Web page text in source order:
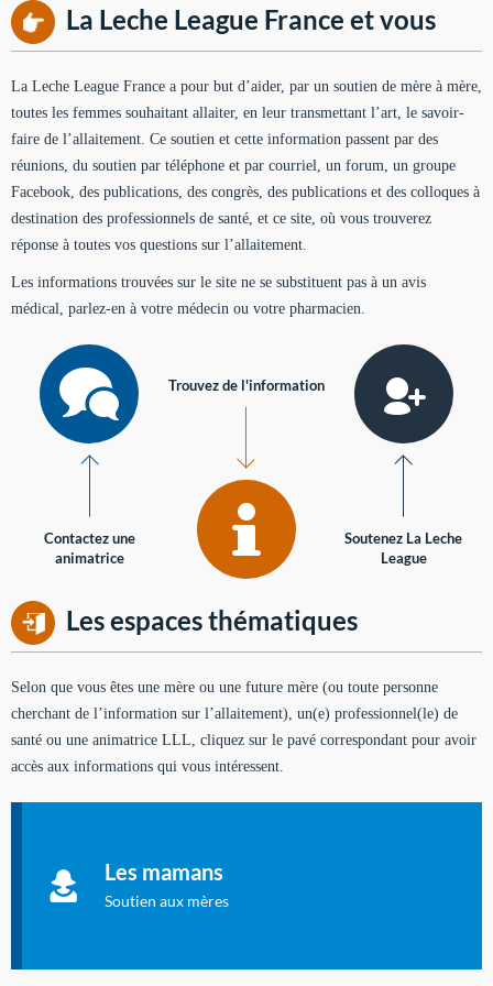
La Leche League France et vous
La Leche League France a pour but d’aider, par un soutien de mère à mère,
toutes les femmes souhaitant allaiter, en leur transmettant l’art, le savoir-
faire de l’allaitement. Ce soutien et cette information passent par des
réunions, du soutien par téléphone et par courriel, un forum, un groupe
Facebook, des publications, des congrès, des publications et des colloques à
destination des professionnels de santé, et ce site, où vous trouverez
réponse à toutes vos questions sur l’allaitement.
Les informations trouvées sur le site ne se substituent pas à un avis
médical, parlez-en à votre médecin ou votre pharmacien.
Contactez une
animatrice
Trouvez de l'information
Soutenez La Leche
League
Les espaces thématiques
Selon que vous êtes une mère ou une future mère (ou toute personne
cherchant de l’information sur l’allaitement), un(e) professionnel(le) de
santé ou une animatrice LLL, cliquez sur le pavé correspondant pour avoir
accès aux informations qui vous intéressent.
Les mamans
Soutien aux mères
à allaiter et vous informer : toutes les rubriques qui
concernent l'allaitement.